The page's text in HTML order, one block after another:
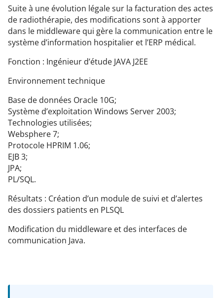
Suite à une évolution légale sur la facturation des actes
de radiothérapie, des modifications sont à apporter
dans le middleware qui gère la communication entre le
système d’information hospitalier et l’ERP médical.
Fonction : Ingénieur d’étude JAVA J2EE
Environnement technique
Base de données Oracle 10G;
Système d’exploitation Windows Server 2003;
Technologies utilisées;
Websphere 7;
Protocole HPRIM 1.06;
EJB 3;
JPA;
PL/SQL.
Résultats : Création d’un module de suivi et d’alertes
des dossiers patients en PLSQL
Modification du middleware et des interfaces de
communication Java.